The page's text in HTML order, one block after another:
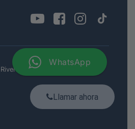
All rights reserved
Llamar ahora
WhatsApp